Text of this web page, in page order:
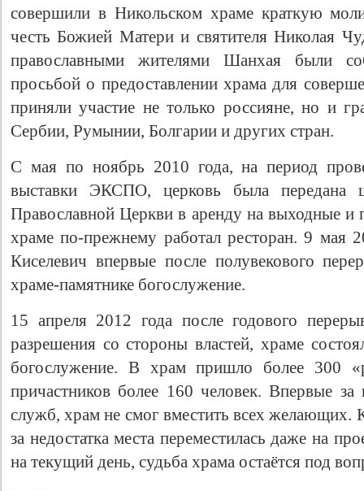
совершили в Никольском храме краткую
честь Божией Матери и святителя Николая
православными жителями Шанхая были
просьбой о предоставлении храма для
приняли участие не только россияне, но и
Сербии, Румынии, Болгарии и других стран.
С мая по ноябрь 2010 года, на период
выставки ЭКСПО, церковь была передана
Православной Церкви в аренду на выходные и
храме по-прежнему работал ресторан. 9 мая
Киселевич впервые после полувекового
храме-памятнике богослужение.
15 апреля 2012 года после годового
разрешения со стороны властей, храме
богослужение. В храм пришло более 300
причастников более 160 человек. Впервые за
служб, храм не смог вместить всех желающих.
за недостатка места переместилась даже на
на текущий день, судьба храма остаётся под